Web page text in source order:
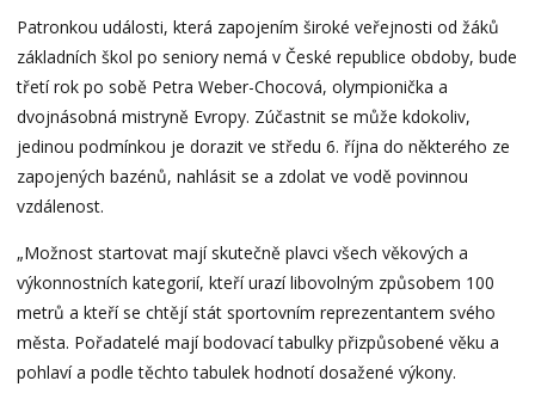
Patronkou události, která zapojením široké veřejnosti od žáků
základních škol po seniory nemá v České republice obdoby, bude
třetí rok po sobě Petra Weber-Chocová, olympionička a
dvojnásobná mistryně Evropy. Zúčastnit se může kdokoliv,
jedinou podmínkou je dorazit ve středu 6. října do některého ze
zapojených bazénů, nahlásit se a zdolat ve vodě povinnou
vzdálenost.
„Možnost startovat mají skutečně plavci všech věkových a
výkonnostních kategorií, kteří urazí libovolným způsobem 100
metrů a kteří se chtějí stát sportovním reprezentantem svého
města. Pořadatelé mají bodovací tabulky přizpůsobené věku a
pohlaví a podle těchto tabulek hodnotí dosažené výkony.